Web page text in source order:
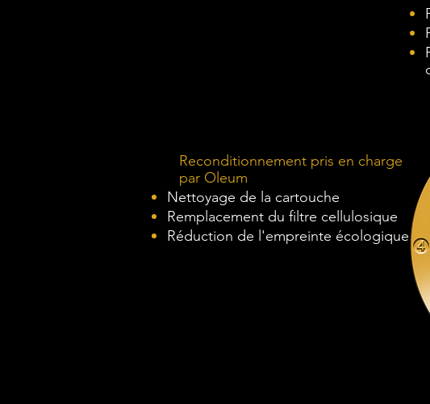
Reconditionnement pris en charge
par Oleum
Nettoyage de la cartouche
Remplacement du filtre cellulosique
Réduction de l'empreinte écologique